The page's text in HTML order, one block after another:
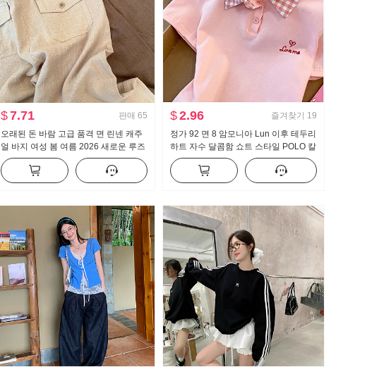
$7.71 판매 65
오래된 돈 바람 고급 품격 면 린넨 캐주
얼 바지 여성 봄 여름 2026 새로운 루즈
핏 슬림해 보이는 얇고 가벼운 스트레이
트 팬츠
$2.96 즐겨찾기 19
정가 92 면 8 암모니아 Lun 이후 테두리
하트 자수 달콤함 쇼트 스타일 POLO 칼
라 티셔츠 몸매 가꾸기 작은 키 트렌디